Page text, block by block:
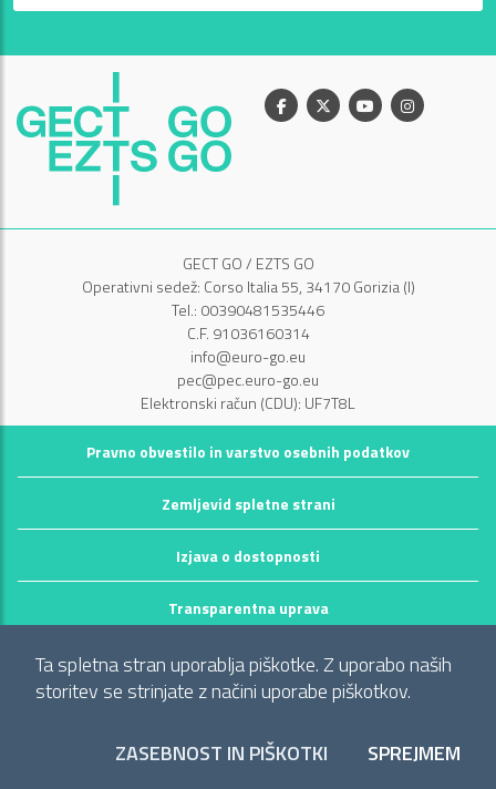
Ta spletna stran uporablja piškotke. Z uporabo naših
storitev se strinjate z načini uporabe piškotkov.
ZASEBNOST IN PIŠKOTKI SPREJMEM
Facebook
X YoutubeInstagram
GECT GO / EZTS GO
Operativni sedež: Corso Italia 55, 34170 Gorizia (I)
Tel.: 00390481535446
C.F. 91036160314
info@euro-go.eu
pec@pec.euro-go.eu
Elektronski račun (CDU): UF7T8L
Pravno obvestilo in varstvo osebnih podatkov
Zemljevid spletne strani
Izjava o dostopnosti
Transparentna uprava
©2026 GECT GO / EZTS GO
Realizzato da infoFactory Web Agency.
"Območje občin: Comune di Gorizia (I), Mestna občina Nova Gorica